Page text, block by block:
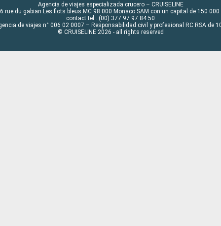
Agencia de viajes especializada crucero – CRUISELINE
rue du gabian Les flots bleus MC 98 000 Monaco SAM con un capital de 150 000
contact tel : (00) 377 97 97 84 50
de viajes n° 006 02 0007 – Responsabilidad civil y profesional RC RSA de
© CRUISELINE 2026 - all rights reserved